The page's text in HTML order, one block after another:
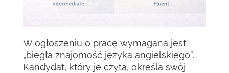
W ogłoszeniu o pracę wymagana jest
„biegła znajomość języka angielskiego”.
Kandydat, który je czyta, określa swój